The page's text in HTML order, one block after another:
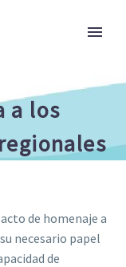
a los
de homenaje a
necesario papel
de